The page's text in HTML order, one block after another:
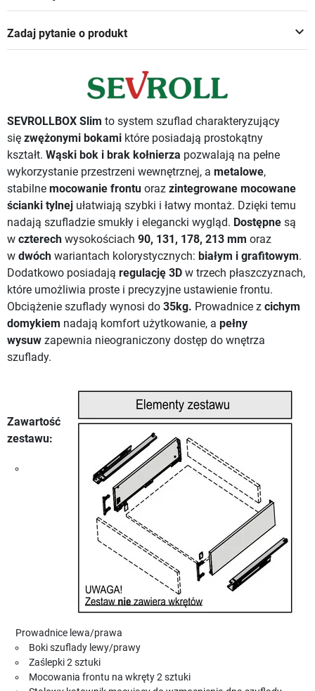
keyboard_arrow_down
Zadaj pytanie o produkt
SEVROLLBOX Slim to system szuflad charakteryzujący
się zwężonymi bokami które posiadają prostokątny
kształt. Wąski bok i brak kołnierza pozwalają na pełne
wykorzystanie przestrzeni wewnętrznej, a metalowe,
stabilne mocowanie frontu oraz zintegrowane mocowane
ścianki tylnej ułatwiają szybki i łatwy montaż. Dzięki temu
nadają szufladzie smukły i elegancki wygląd. Dostępne są
w czterech wysokościach 90, 131, 178, 213 mm oraz
w dwóch wariantach kolorystycznych: białym i grafitowym.
Dodatkowo posiadają regulację 3D w trzech płaszczyznach,
które umożliwia proste i precyzyjne ustawienie frontu.
Obciążenie szuflady wynosi do 35kg. Prowadnice z cichym
domykiem nadają komfort użytkowanie, a pełny
wysuw zapewnia nieograniczony dostęp do wnętrza
szuflady.
Zawartość
zestawu:
Prowadnice lewa/prawa
Boki szuflady lewy/prawy
Zaślepki 2 sztuki
Mocowania frontu na wkręty 2 sztuki